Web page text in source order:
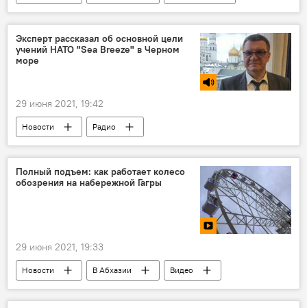
Мнение
Энергетическая отрасль Абхазии
Эксперт рассказал об основной цели
учений НАТО "Sea Breeze" в Черном
море
29 июня 2021, 19:42
Новости Радио
Полный подъем: как работает колесо
обозрения на набережной Гагры
29 июня 2021, 19:33
Новости В Абхазии
Видео
Мультимедиа